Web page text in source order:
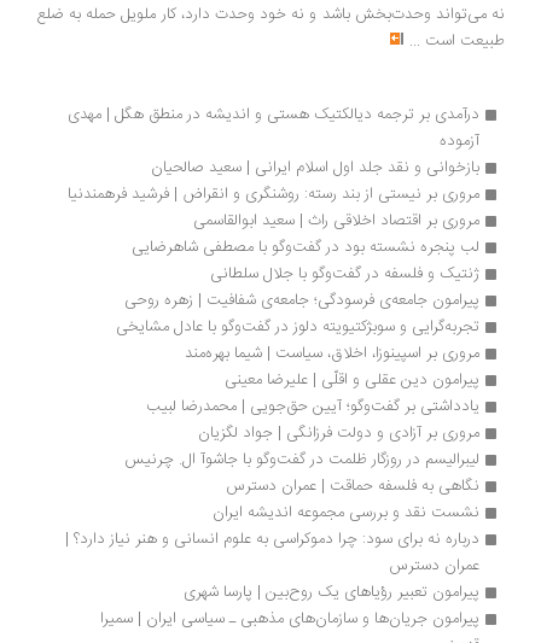
متافیزیک شعر در گفت‌وگو با مهدی مظفری‌ساوجی
تبدیل ماده خامی به نام «زبان»، به روح یا در حقیقت، «شعر» است. بنابراین،
شعر، روح زبان است... شعر است که اثر هنری را از اثر غیرهنری جدا می‌کند. از
این نظر، شعر، حقیقت و ذات هنرهاست و اثر هر هنرمند بزرگی، شعر
اوست... آیا چنان‌ که می‌گویند، فرازهایی از بخش نخست کتاب مقدس
مسیحی که متکی بر مجموعه کتب مقدس یهودیان، یعنی تنخ است، از
اساطیر شفاهی رایج در خاور نزدیک اخذ شده یا خیر؟
اتوپیا و رمانتیسم سیاه در گفت‌وگو با میلاد روشنی پایان
یک تنش مفهومی هست بین «نامکان بودن» و «مکان سعادتمند». این
می‌تواند پارادوکس معنایی ایجاد کند که قرار نیست جایی وجود داشته باشد
که سراسر فضیلت باشد... با پیدا شدن امریکا ما با یک زمین جدید روبه‌رو
هستیم... ایده رمانتیک امرسون این است که ما یک سه‌گانه داریم: خود،
جامعه و طبیعت. زمانی ما می‌توانیم به تعالی برسیم که وحدتی ارگانیک بین
اینها شکل بگیرد... اگر آلن‌پو به خود حمله می‌کند و نشان می‌دهد این خود
نه می‌تواند وحدت‌بخش باشد و نه خود وحدت دارد‌، کار ملویل حمله به ضلع
طبیعت است...